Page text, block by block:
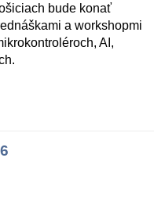
bude konať
a workshopmi
AI,